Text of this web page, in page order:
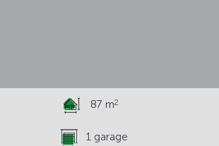
87 m2
1 garage